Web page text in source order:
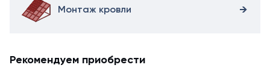
Монтаж кровли
Рекомендуем приобрести